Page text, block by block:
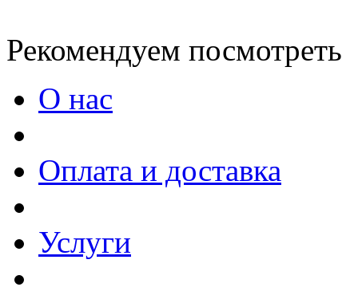
Рекомендуем посмотреть
О нас
Оплата и доставка
Услуги